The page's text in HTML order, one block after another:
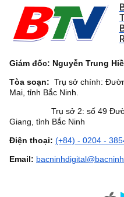
Giám đốc: Nguyễn Trung
Tòa soạn: Trụ sở chính:
Mai, tỉnh Bắc Ninh.
Trụ sở 2: số 49 Đường
Giang, tỉnh Bắc Ninh
Điện thoại: (+84) - 0204 -
Email: